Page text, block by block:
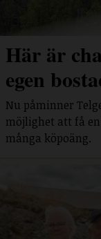
Här är
egen
Nu påminner
möjlighet att få
många köpoäng.